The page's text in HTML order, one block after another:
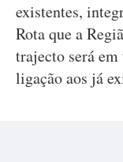
existentes,
Rota que a
trajecto será
ligação aos já